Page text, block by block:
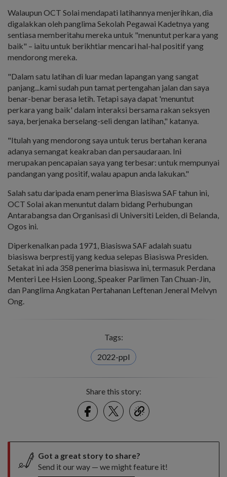
Walaupun OCT Solai mendapati latihannya menjerihkan, dia
digalakkan oleh panglima Sekolah Pegawai Kadetnya yang
sentiasa memberitahu mereka untuk "menuntut perkara yang
baik" – iaitu untuk berikhtiar mencari hal-hal positif yang
mendorong mereka.
"Dalam satu latihan di luar medan lapangan yang sangat
panjang...kami sudah pun tamat pertengahan jalan dan saya
benar-benar berasa letih. Tetapi saya dapat 'menuntut
perkara yang baik' dalam interaksi bersama rakan seksyen
saya, berjenaka berselang-seli dengan latihan," katanya.
"Itulah yang mendorong saya untuk terus bertahan kerana
adanya semangat keakraban dan persaudaraan. Ini
merupakan pencapaian saya yang terbesar: untuk mempunyai
pandangan yang positif, walau apapun anda lakukan."
Salah satu daripada enam penerima Biasiswa SAF tahun ini,
OCT Solai akan menuntut dalam bidang Perhubungan
Antarabangsa dan Organisasi di Universiti Leiden, di Belanda,
Ogos ini.
Diperkenalkan pada 1971, Biasiswa SAF adalah suatu
biasiswa berprestij yang kedua selepas Biasiswa Presiden.
Setakat ini ada 358 penerima biasiswa ini, termasuk Perdana
Menteri Lee Hsien Loong, Speaker Parlimen Tan Chuan-Jin,
dan Panglima Angkatan Pertahanan Leftenan Jeneral Melvyn
Ong.
Tags:
2022-ppl
Share this story:
FacebookTwitter
link
Got a great story to share?
Send it our way — we might feature it!